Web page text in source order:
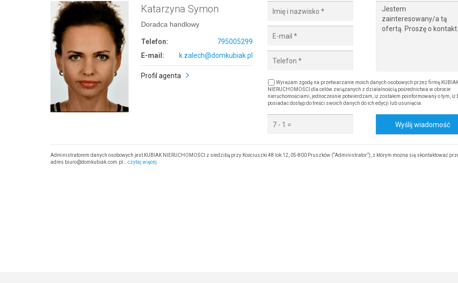
Katarzyna Symon
Doradca handlowy
Telefon:
795005299
E-mail:
k.zalech@domkubiak.pl
Profil agenta
Wyrażam zgodę na przetwarzanie moich danych osobowych przez firmę
NIERUCHOMOŚCI dla celów związanych z działalnością pośrednictwa w obrocie
nieruchomościami, jednocześnie potwierdzam, iż zostałem poinformowany o tym, iż
posiadać dostęp do treści swoich danych do ich edycji lub usunięcia.
Wyślij wiadomość
Administratorem danych osobowych jest KUBIAK NIERUCHOMOŚCI z siedzibą przy Kościuszki 48 lok 12, 05-800 Pruszków (“Administrator”), z którym można się skontaktować
adres biuro@domkubiak.com.pl… czytaj więcej